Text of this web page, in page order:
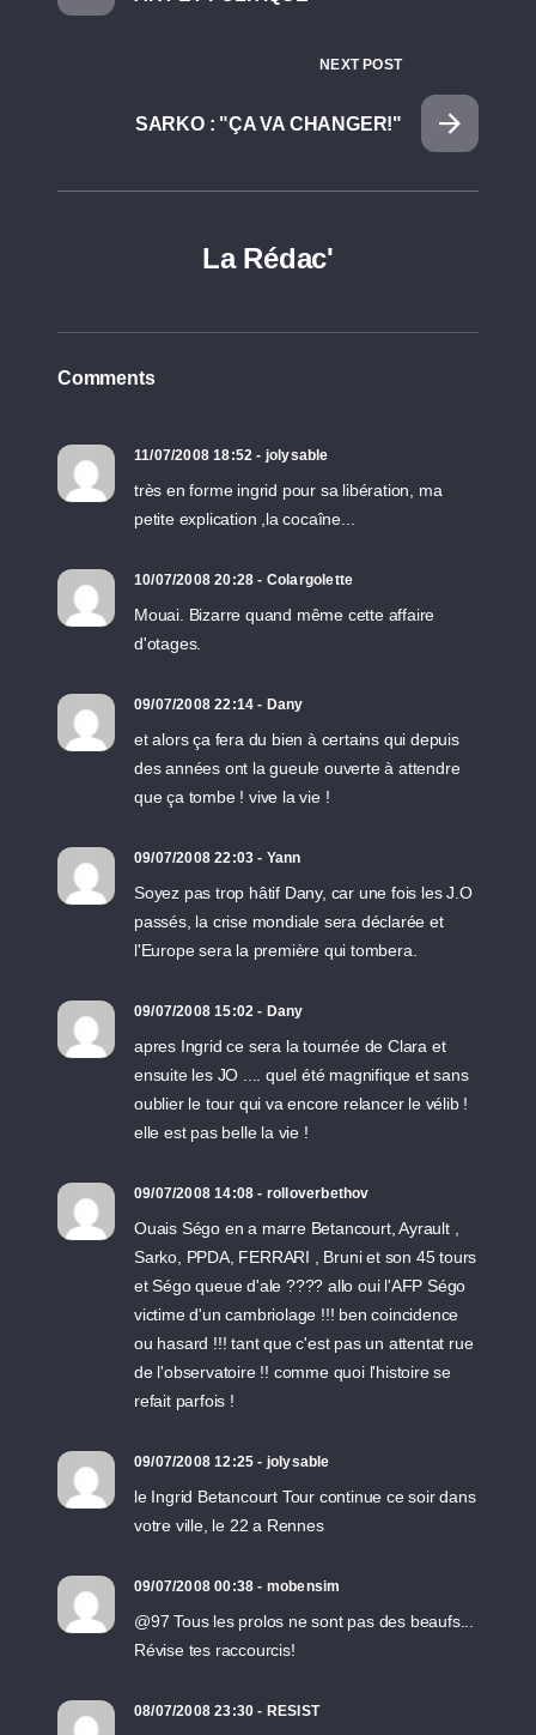
NEXT POST
SARKO : "ÇA VA CHANGER!"
La Rédac'
Comments
11/07/2008 18:52 - jolysable
très en forme ingrid pour sa libération, ma
petite explication ,la cocaîne...
10/07/2008 20:28 - Colargolette
Mouai. Bizarre quand même cette affaire
d'otages.
09/07/2008 22:14 - Dany
et alors ça fera du bien à certains qui depuis
des années ont la gueule ouverte à attendre
que ça tombe ! vive la vie !
09/07/2008 22:03 - Yann
Soyez pas trop hâtif Dany, car une fois les J.O
passés, la crise mondiale sera déclarée et
l'Europe sera la première qui tombera.
09/07/2008 15:02 - Dany
apres Ingrid ce sera la tournée de Clara et
ensuite les JO .... quel été magnifique et sans
oublier le tour qui va encore relancer le vélib !
elle est pas belle la vie !
09/07/2008 14:08 - rolloverbethov
Ouais Ségo en a marre Betancourt, Ayrault ,
Sarko, PPDA, FERRARI , Bruni et son 45 tours
et Ségo queue d'ale ???? allo oui l'AFP Ségo
victime d'un cambriolage !!! ben coincidence
ou hasard !!! tant que c'est pas un attentat rue
de l'observatoire !! comme quoi l'histoire se
refait parfois !
09/07/2008 12:25 - jolysable
le Ingrid Betancourt Tour continue ce soir dans
votre ville, le 22 a Rennes
09/07/2008 00:38 - mobensim
@97 Tous les prolos ne sont pas des beaufs...
Révise tes raccourcis!
08/07/2008 23:30 - RESIST